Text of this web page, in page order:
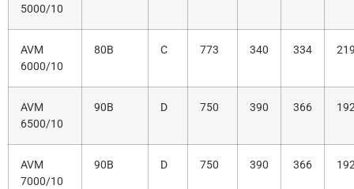
5000/10
AVM
6000/10
80B C 773 340 334
AVM
6500/10
90B D 750 390 366
AVM
7000/10
90B D 750 390 366